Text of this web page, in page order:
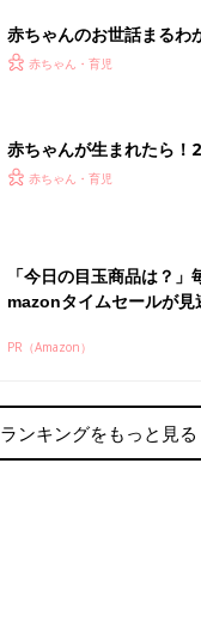
ランキングをもっと見る
育児の人気テーマ
ガ